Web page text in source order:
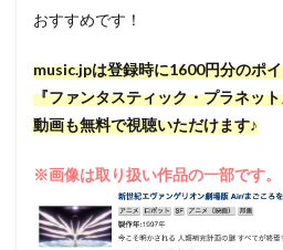
おすすめです！
music.jpは登録時に1600円分のポ
『ファンタスティック・プラネッ
動画も無料で視聴いただけます♪
※画像は取り扱い作品の一部です。